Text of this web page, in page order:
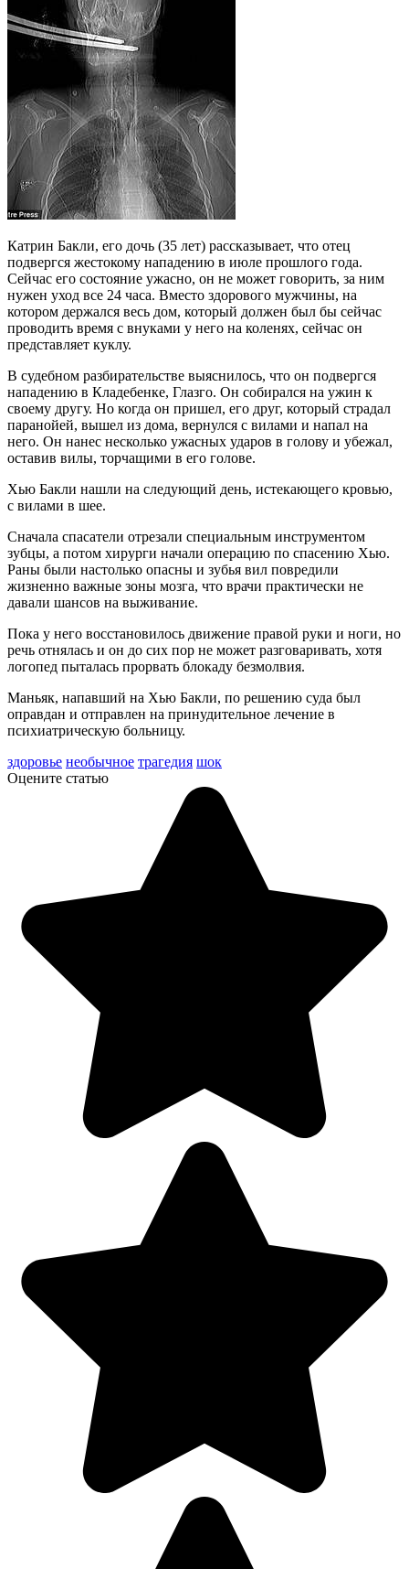
Катрин Бакли, его дочь (35 лет) рассказывает, что отец
подвергся жестокому нападению в июле прошлого года.
Сейчас его состояние ужасно, он не может говорить, за ним
нужен уход все 24 часа. Вместо здорового мужчины, на
котором держался весь дом, который должен был бы сейчас
проводить время с внуками у него на коленях, сейчас он
представляет куклу.
В судебном разбирательстве выяснилось, что он подвергся
нападению в Кладебенке, Глазго. Он собирался на ужин к
своему другу. Но когда он пришел, его друг, который страдал
паранойей, вышел из дома, вернулся с вилами и напал на
него. Он нанес несколько ужасных ударов в голову и убежал,
оставив вилы, торчащими в его голове.
Хью Бакли нашли на следующий день, истекающего кровью,
с вилами в шее.
Сначала спасатели отрезали специальным инструментом
зубцы, а потом хирурги начали операцию по спасению Хью.
Раны были настолько опасны и зубья вил повредили
жизненно важные зоны мозга, что врачи практически не
давали шансов на выживание.
Пока у него восстановилось движение правой руки и ноги, но
речь отнялась и он до сих пор не может разговаривать, хотя
логопед пыталась прорвать блокаду безмолвия.
Маньяк, напавший на Хью Бакли, по решению суда был
оправдан и отправлен на принудительное лечение в
психиатрическую больницу.
здоровье необычное трагедия шок
Оцените статью